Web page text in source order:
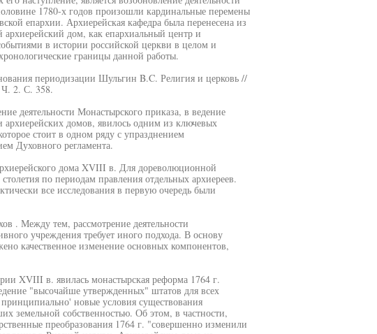
1780-х годов произошли кардинальные перемены
епархии. Архиерейская кафедра была перенесена из
архиерейский дом, как епархиальный центр и
в истории российской церкви в целом и
границы данной работы.
периодизации Шульгин B.C. Религия и церковь //
2. С. 358.
деятельности Монастырского приказа, в ведение
домов, явилось одним из ключевых
стоит в одном ряду с упразднением
Духовного регламента.
дома XVIII в. Для дореволюционной
по периодам правления отдельных архиереев.
все исследования в первую очередь были
. Между тем, рассмотрение деятельности
учреждения требует иного подхода. В основу
качественное изменение основных компонентов,
XVIII в. явилась монастырская реформа 1764 г.
"высочайше утвержденных" штатов для всех
новые условия существования
земельной собственностью. Об этом, в частности,
преобразования 1764 г. "совершенно изменили